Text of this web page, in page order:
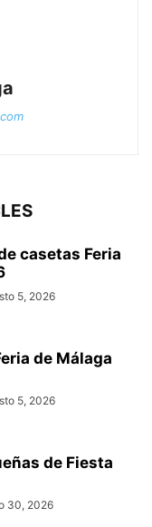
casetas Feria
5, 2026
de Málaga
5, 2026
de Fiesta
30, 2026